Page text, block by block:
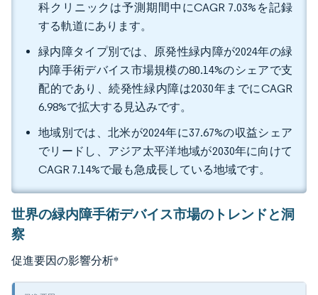
科クリニックは予測期間中にCAGR 7.03%を記録
する軌道にあります。
緑内障タイプ別では、原発性緑内障が2024年の緑
内障手術デバイス市場規模の80.14%のシェアで支
配的であり、続発性緑内障は2030年までにCAGR
6.98%で拡大する見込みです。
地域別では、北米が2024年に37.67%の収益シェア
でリードし、アジア太平洋地域が2030年に向けて
CAGR 7.14%で最も急成長している地域です。
世界の緑内障手術デバイス市場のトレンドと洞
察
促進要因の影響分析*